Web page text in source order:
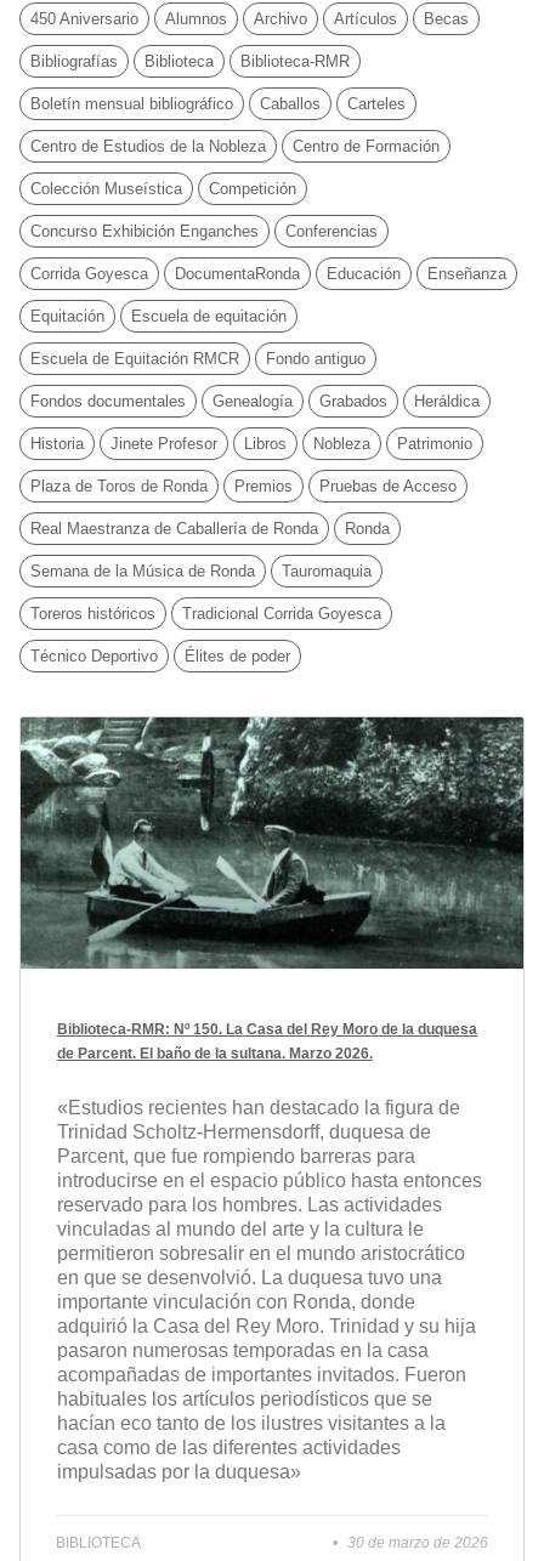
450 Aniversario Alumnos Archivo Artículos Becas
Bibliografías Biblioteca Biblioteca-RMR
Boletín mensual bibliográfico Caballos Carteles
Centro de Estudios de la Nobleza Centro de Formación
Colección Museística Competición
Concurso Exhibición Enganches Conferencias
Corrida Goyesca DocumentaRonda Educación Enseñanza
Equitación Escuela de equitación
Escuela de Equitación RMCR Fondo antiguo
Fondos documentales Genealogía Grabados Heráldica
Historia Jinete Profesor Libros Nobleza Patrimonio
Plaza de Toros de Ronda Premios Pruebas de Acceso
Real Maestranza de Caballería de Ronda Ronda
Semana de la Música de Ronda Tauromaquia
Toreros históricos Tradicional Corrida Goyesca
Técnico Deportivo Élites de poder
Biblioteca-RMR: Nº 150. La Casa del Rey Moro de la duquesa
de Parcent. El baño de la sultana. Marzo 2026.
«Estudios recientes han destacado la figura de
Trinidad Scholtz-Hermensdorff, duquesa de
Parcent, que fue rompiendo barreras para
introducirse en el espacio público hasta entonces
reservado para los hombres. Las actividades
vinculadas al mundo del arte y la cultura le
permitieron sobresalir en el mundo aristocrático
en que se desenvolvió. La duquesa tuvo una
importante vinculación con Ronda, donde
adquirió la Casa del Rey Moro. Trinidad y su hija
pasaron numerosas temporadas en la casa
acompañadas de importantes invitados. Fueron
habituales los artículos periodísticos que se
hacían eco tanto de los ilustres visitantes a la
casa como de las diferentes actividades
impulsadas por la duquesa»
BIBLIOTECA 30 de marzo de 2026